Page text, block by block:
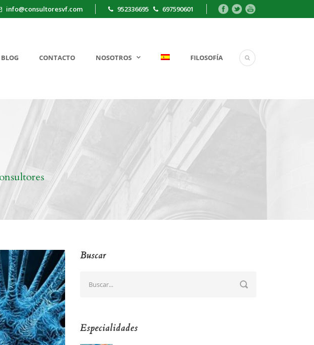
info@consultoresvf.com 952336695 697590601
BLOG CONTACTO NOSOTROS FILOSOFÍA
Buscar
Especialidades